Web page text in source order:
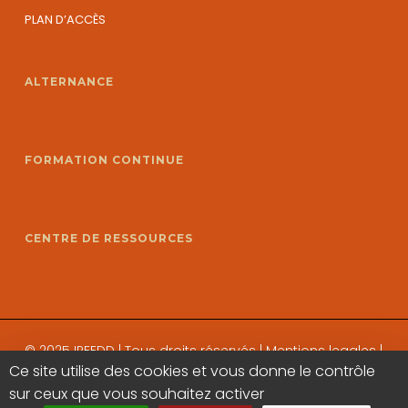
PLAN D’ACCÈS
ALTERNANCE
FORMATION CONTINUE
CENTRE DE RESSOURCES
© 2025 IRFEDD | Tous droits réservés |Mentions legales|
Politique de confidentialité
Ce site utilise des cookies et vous donne le contrôle
sur ceux que vous souhaitez activer